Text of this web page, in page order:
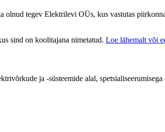
olnud tegev Elektrilevi OÜs, kus vastutas
sind on koolitajana nimetatud. Loe lähemalt või
ja -süsteemide alal,